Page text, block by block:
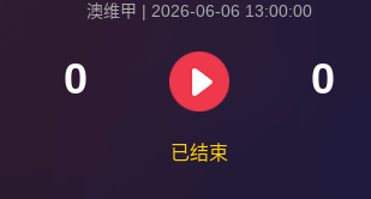
澳维甲 | 2026-06-06 13:00:00
0 0
已结束